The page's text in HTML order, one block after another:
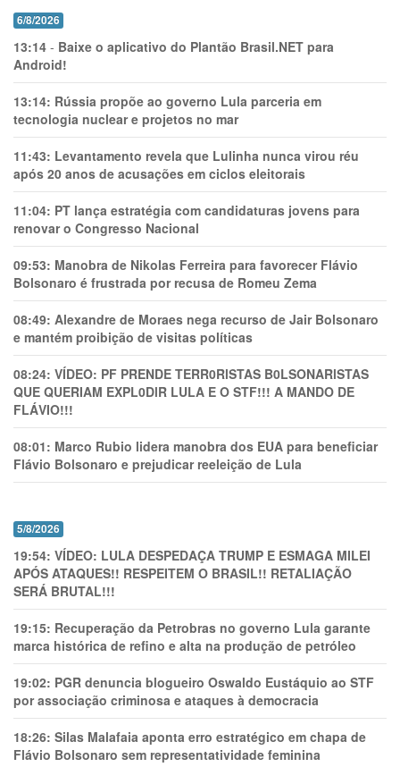
6/8/2026
13:14 - Baixe o aplicativo do Plantão Brasil.NET para
Android!
13:14: Rússia propõe ao governo Lula parceria em
tecnologia nuclear e projetos no mar
11:43: Levantamento revela que Lulinha nunca virou réu
após 20 anos de acusações em ciclos eleitorais
11:04: PT lança estratégia com candidaturas jovens para
renovar o Congresso Nacional
09:53: Manobra de Nikolas Ferreira para favorecer Flávio
Bolsonaro é frustrada por recusa de Romeu Zema
08:49: Alexandre de Moraes nega recurso de Jair Bolsonaro
e mantém proibição de visitas políticas
08:24: VÍDEO: PF PRENDE TERR0RlSTAS B0LSONARlSTAS
QUE QUERIAM EXPL0DlR LULA E O STF!!! A MANDO DE
FLÁVIO!!!
08:01: Marco Rubio lidera manobra dos EUA para beneficiar
Flávio Bolsonaro e prejudicar reeleição de Lula
5/8/2026
19:54: VÍDEO: LULA DESPEDAÇA TRUMP E ESMAGA MILEI
APÓS ATAQUES!! RESPEITEM O BRASIL!! RETALIAÇÃO
SERÁ BRUTAL!!!
19:15: Recuperação da Petrobras no governo Lula garante
marca histórica de refino e alta na produção de petróleo
19:02: PGR denuncia blogueiro Oswaldo Eustáquio ao STF
por associação criminosa e ataques à democracia
18:26: Silas Malafaia aponta erro estratégico em chapa de
Flávio Bolsonaro sem representatividade feminina